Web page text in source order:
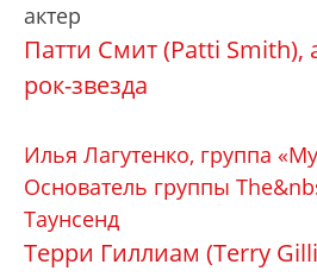
актер
Патти Смит (Patti Smith),
рок-звезда
Илья Лагутенко, группа
Основатель группы
Таунсенд
Терри Гиллиам (Terry